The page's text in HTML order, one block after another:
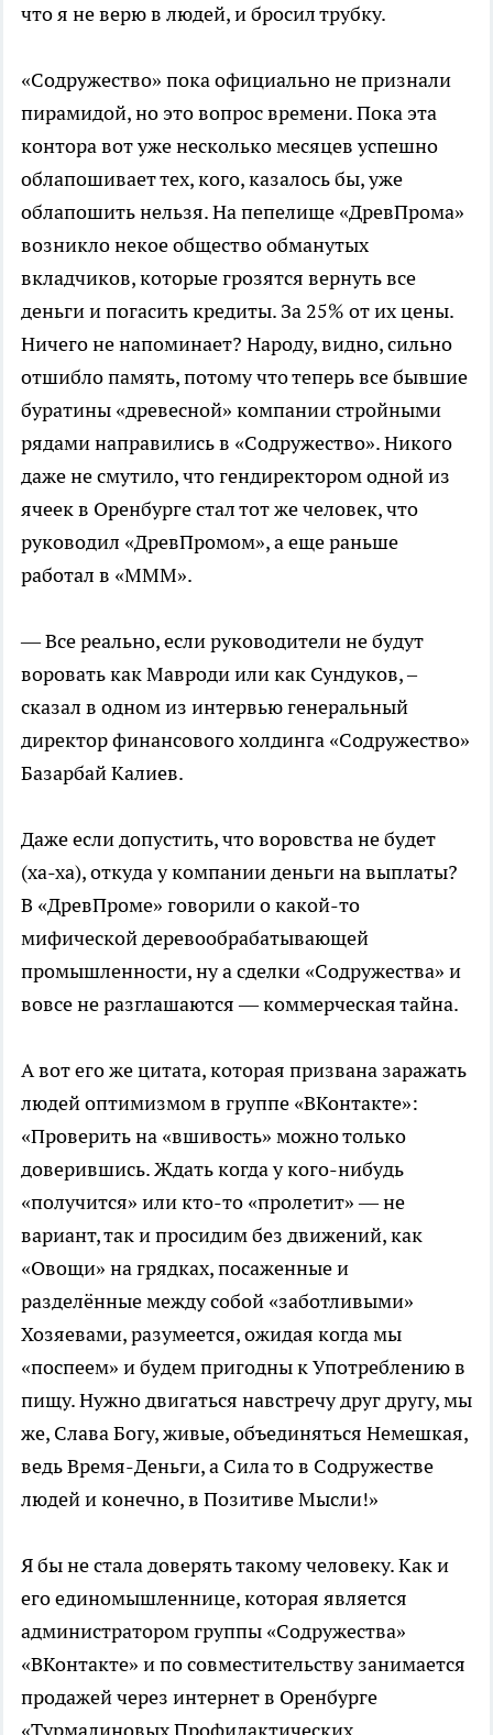
что я не верю в людей, и бросил трубку.
«Содружество» пока официально не признали
пирамидой, но это вопрос времени. Пока эта
контора вот уже несколько месяцев успешно
облапошивает тех, кого, казалось бы, уже
облапошить нельзя. На пепелище «ДревПрома»
возникло некое общество обманутых
вкладчиков, которые грозятся вернуть все
деньги и погасить кредиты. За 25% от их цены.
Ничего не напоминает? Народу, видно, сильно
отшибло память, потому что теперь все бывшие
буратины «древесной» компании стройными
рядами направились в «Содружество». Никого
даже не смутило, что гендиректором одной из
ячеек в Оренбурге стал тот же человек, что
руководил «ДревПромом», а еще раньше
работал в «МММ».
— Все реально, если руководители не будут
воровать как Мавроди или как Сундуков, –
сказал в одном из интервью генеральный
директор финансового холдинга «Содружество»
Базарбай Калиев.
Даже если допустить, что воровства не будет
(ха-ха), откуда у компании деньги на выплаты?
В «ДревПроме» говорили о какой-то
мифической деревообрабатывающей
промышленности, ну а сделки «Содружества» и
вовсе не разглашаются — коммерческая тайна.
А вот его же цитата, которая призвана заражать
людей оптимизмом в группе «ВКонтакте»:
«Проверить на «вшивость» можно только
доверившись. Ждать когда у кого-нибудь
«получится» или кто-то «пролетит» — не
вариант, так и просидим без движений, как
«Овощи» на грядках, посаженные и
разделённые между собой «заботливыми»
Хозяевами, разумеется, ожидая когда мы
«поспеем» и будем пригодны к Употреблению в
пищу. Нужно двигаться навстречу друг другу, мы
же, Слава Богу, живые, объединяться Немешкая,
ведь Время-Деньги, а Сила то в Содружестве
людей и конечно, в Позитиве Мысли!»
Я бы не стала доверять такому человеку. Как и
его единомышленнице, которая является
администратором группы «Содружества»
«ВКонтакте» и по совместительству занимается
продажей через интернет в Оренбурге
«Турмалиновых Профилактических